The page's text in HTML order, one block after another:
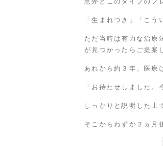
「生まれつき」「こ
ただ当時は有力な治療
が見つかったらご提案
あれから約３年、医療
「お待たせしました。
しっかりと説明した上
そこからわずか２ヵ月